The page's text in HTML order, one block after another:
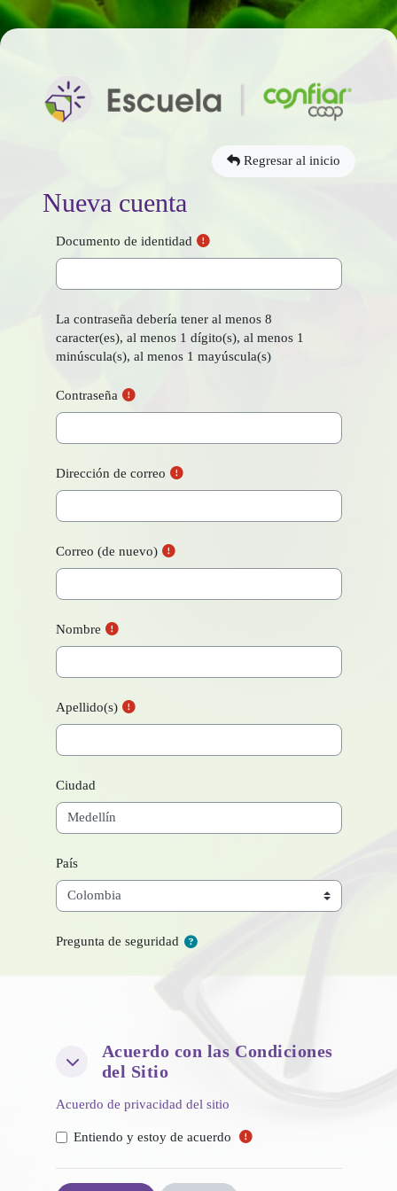
Salta al contenido principal
Entrar a Escuela
Regresar al inicio
Nueva cuenta
Documento de identidad
La contraseña debería tener al menos 8
caracter(es), al menos 1 dígito(s), al menos 1
minúscula(s), al menos 1 mayúscula(s)
Contraseña
Dirección de correo
Correo (de nuevo)
Nombre
Apellido(s)
Ciudad
País
Pregunta de seguridad
Acuerdo con las Condiciones del Sitio
Acuerdo con las Condiciones del Sitio
Acuerdo con las Condiciones
del Sitio
Acuerdo de privacidad del sitio
Entiendo y estoy de acuerdo